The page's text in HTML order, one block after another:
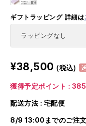
ギフトラッピング 詳細は
¥38,500 (税込)
獲得予定ポイント :
配送方法 : 宅配便
8/9 13:00までのご注